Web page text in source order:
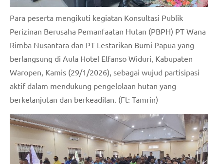
Para peserta mengikuti kegiatan Konsultasi Publik
Perizinan Berusaha Pemanfaatan Hutan (PBPH) PT Wana
Rimba Nusantara dan PT Lestarikan Bumi Papua yang
berlangsung di Aula Hotel Elfanso Widuri, Kabupaten
Waropen, Kamis (29/1/2026), sebagai wujud partisipasi
aktif dalam mendukung pengelolaan hutan yang
berkelanjutan dan berkeadilan. (Ft: Tamrin)